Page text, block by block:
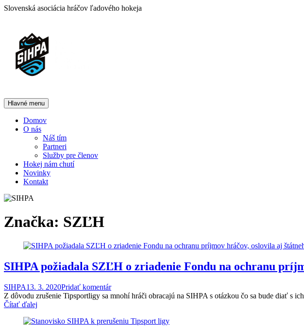
Prejsť
Slovenská asociácia hráčov ľadového hokeja
Hlavné menu
Domov
O nás
Náš tím
Partneri
Služby pre členov
Hokej nám chutí
Novinky
Kontakt
Značka: SZĽH
SIHPA požiadala SZĽH o zriadenie Fondu na ochranu
SIHPA13. 3. 2020Pridať komentár
Z dôvodu zrušenie Tipsportligy sa mnohí hráči obracajú na SIHPA s otázkou čo sa bude diať s
Čítať ďalej